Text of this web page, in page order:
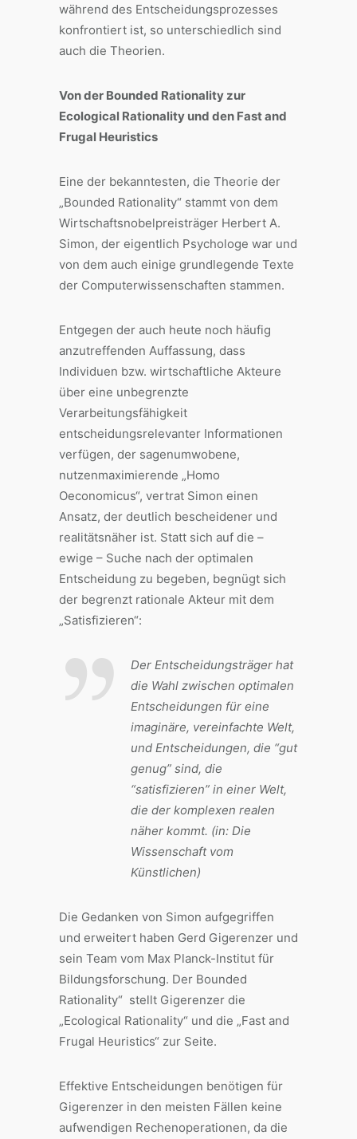
während des Entscheidungsprozesses
konfrontiert ist, so unterschiedlich sind
auch die Theorien.
Von der Bounded Rationality zur
Ecological Rationality und den Fast and
Frugal Heuristics
Eine der bekanntesten, die Theorie der
„Bounded Rationality“ stammt von dem
Wirtschaftsnobelpreisträger Herbert A.
Simon, der eigentlich Psychologe war und
von dem auch einige grundlegende Texte
der Computerwissenschaften stammen.
Entgegen der auch heute noch häufig
anzutreffenden Auffassung, dass
Individuen bzw. wirtschaftliche Akteure
über eine unbegrenzte
Verarbeitungsfähigkeit
entscheidungsrelevanter Informationen
verfügen, der sagenumwobene,
nutzenmaximierende „Homo
Oeconomicus“, vertrat Simon einen
Ansatz, der deutlich bescheidener und
realitätsnäher ist. Statt sich auf die –
ewige – Suche nach der optimalen
Entscheidung zu begeben, begnügt sich
der begrenzt rationale Akteur mit dem
„Satisfizieren“:
Der Entscheidungsträger hat
die Wahl zwischen optimalen
Entscheidungen für eine
imaginäre, vereinfachte Welt,
und Entscheidungen, die “gut
genug” sind, die
“satisfizieren” in einer Welt,
die der komplexen realen
näher kommt. (in: Die
Wissenschaft vom
Künstlichen)
Die Gedanken von Simon aufgegriffen
und erweitert haben Gerd Gigerenzer und
sein Team vom Max Planck-Institut für
Bildungsforschung. Der Bounded
Rationality“ stellt Gigerenzer die
„Ecological Rationality“ und die „Fast and
Frugal Heuristics“ zur Seite.
Effektive Entscheidungen benötigen für
Gigerenzer in den meisten Fällen keine
aufwendigen Rechenoperationen, da die